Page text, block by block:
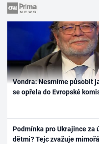
Vondra: Nesmíme působit
se opřela do Evropské
Podmínka pro Ukrajince za
dětmi? Tejc zvažuje